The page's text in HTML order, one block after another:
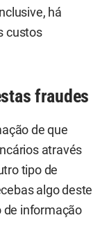
há
custos
fraudes
de que
através
tipo de
algo deste
de informação